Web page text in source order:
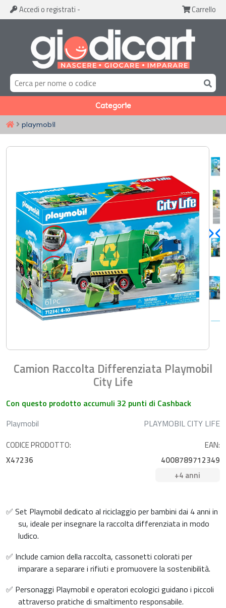
Accedi o registrati - Carrello
Categorie
playmobil
Camion Raccolta Differenziata Playmobil
City Life
Con questo prodotto accumuli 32 punti di Cashback
Playmobil
PLAYMOBIL CITY LIFE
CODICE PRODOTTO:
X47236
EAN:
4008789712349
+4 anni
✅ Set Playmobil dedicato al riciclaggio per bambini dai 4 anni in
su, ideale per insegnare la raccolta differenziata in modo
ludico.
✅ Include camion della raccolta, cassonetti colorati per
imparare a separare i rifiuti e promuovere la sostenibilità.
✅ Personaggi Playmobil e operatori ecologici guidano i piccoli
attraverso pratiche di smaltimento responsabile.